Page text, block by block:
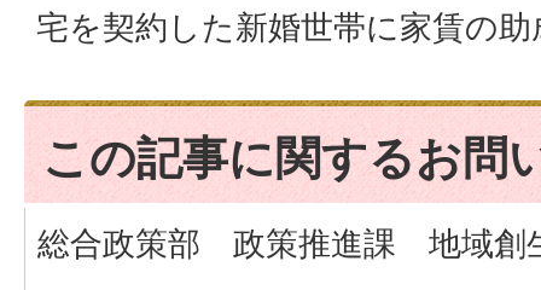
宅を契約した新婚世帯に家賃の
この記事に関するお問
総合政策部 政策推進課 地域創